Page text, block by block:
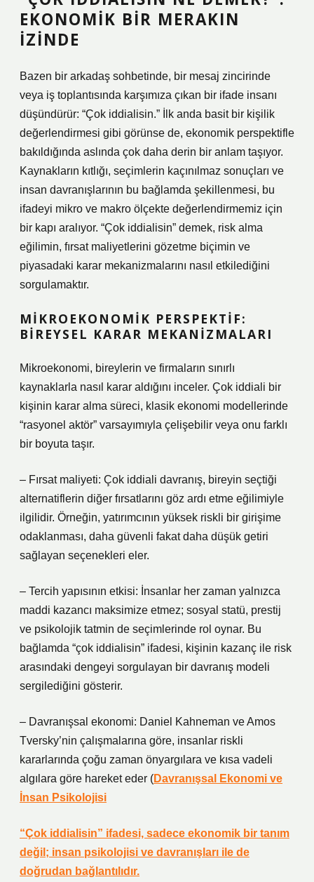
EKONOMIK BIR MERAKIN
İZINDE
Bazen bir arkadaş sohbetinde, bir mesaj zincirinde
veya iş toplantısında karşımıza çıkan bir ifade insanı
düşündürür: “Çok iddialisin.” İlk anda basit bir kişilik
değerlendirmesi gibi görünse de, ekonomik perspektifle
bakıldığında aslında çok daha derin bir anlam taşıyor.
Kaynakların kıtlığı, seçimlerin kaçınılmaz sonuçları ve
insan davranışlarının bu bağlamda şekillenmesi, bu
ifadeyi mikro ve makro ölçekte değerlendirmemiz için
bir kapı aralıyor. “Çok iddialisin” demek, risk alma
eğilimin, fırsat maliyetlerini gözetme biçimin ve
piyasadaki karar mekanizmalarını nasıl etkilediğini
sorgulamaktır.
MIKROEKONOMIK PERSPEKTIF:
BIREYSEL KARAR MEKANIZMALARI
Mikroekonomi, bireylerin ve firmaların sınırlı
kaynaklarla nasıl karar aldığını inceler. Çok iddiali bir
kişinin karar alma süreci, klasik ekonomi modellerinde
“rasyonel aktör” varsayımıyla çelişebilir veya onu farklı
bir boyuta taşır.
– Fırsat maliyeti: Çok iddiali davranış, bireyin seçtiği
alternatiflerin diğer fırsatlarını göz ardı etme eğilimiyle
ilgilidir. Örneğin, yatırımcının yüksek riskli bir girişime
odaklanması, daha güvenli fakat daha düşük getiri
sağlayan seçenekleri eler.
– Tercih yapısının etkisi: İnsanlar her zaman yalnızca
maddi kazancı maksimize etmez; sosyal statü, prestij
ve psikolojik tatmin de seçimlerinde rol oynar. Bu
bağlamda “çok iddialisin” ifadesi, kişinin kazanç ile risk
arasındaki dengeyi sorgulayan bir davranış modeli
sergilediğini gösterir.
– Davranışsal ekonomi: Daniel Kahneman ve Amos
Tversky’nin çalışmalarına göre, insanlar riskli
kararlarında çoğu zaman önyargılara ve kısa vadeli
algılara göre hareket eder (Davranışsal Ekonomi ve
İnsan Psikolojisi
“Çok iddialisin” ifadesi, sadece ekonomik bir tanım
değil; insan psikolojisi ve davranışları ile de
doğrudan bağlantılıdır.